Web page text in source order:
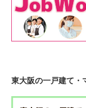
東大阪の一戸建て・